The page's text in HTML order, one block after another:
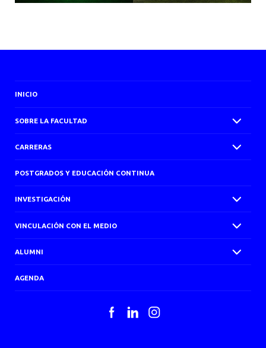
INICIO
SOBRE LA FACULTAD
CARRERAS
POSTGRADOS Y EDUCACIÓN CONTINUA
INVESTIGACIÓN
VINCULACIÓN CON EL MEDIO
ALUMNI
AGENDA
FacebookLinkedInInstagram